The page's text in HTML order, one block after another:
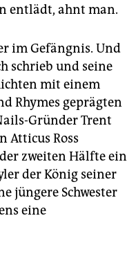
entlädt, ahnt man.
im Gefängnis. Und
schrieb und seine
mit einem
Rhymes geprägten
Gründer Trent
Atticus Ross
zweiten Hälfte ein
der König seiner
jüngere Schwester
eine